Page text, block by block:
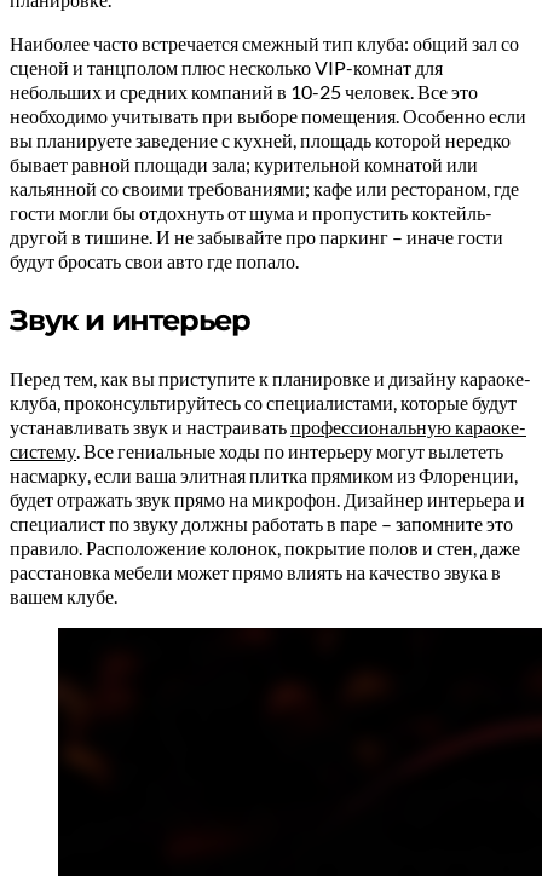
Наиболее часто встречается смежный тип клуба: общий зал со
сценой и танцполом плюс несколько VIP-комнат для
небольших и средних компаний в 10-25 человек. Все это
необходимо учитывать при выборе помещения. Особенно если
вы планируете заведение с кухней, площадь которой нередко
бывает равной площади зала; курительной комнатой или
кальянной со своими требованиями; кафе или рестораном, где
гости могли бы отдохнуть от шума и пропустить коктейль-
другой в тишине. И не забывайте про паркинг – иначе гости
будут бросать свои авто где попало.
Звук и интерьер
Перед тем, как вы приступите к планировке и дизайну караоке-
клуба, проконсультируйтесь со специалистами, которые будут
устанавливать звук и настраиватьпрофессиональную караоке-
систему. Все гениальные ходы по интерьеру могут вылететь
насмарку, если ваша элитная плитка прямиком из Флоренции,
будет отражать звук прямо на микрофон. Дизайнер интерьера и
специалист по звуку должны работать в паре – запомните это
правило. Расположение колонок, покрытие полов и стен, даже
расстановка мебели может прямо влиять на качество звука в
вашем клубе.